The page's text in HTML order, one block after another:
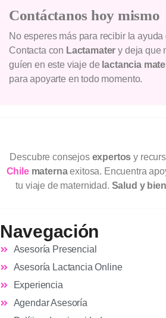
Contáctanos hoy mismo
No esperes más para recibir la ayuda
Contacta con Lactamater y deja que
guíen en este viaje de lactancia
para apoyarte en todo momento.
Descubre consejos expertos y
Chilematernaexitosa. Encuentra
tu viaje de maternidad. Salud y
Navegación
Asesoría Presencial
Asesoría Lactancia Online
Experiencia
Agendar Asesoría